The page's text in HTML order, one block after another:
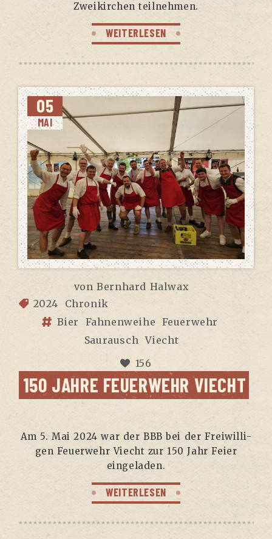
Zwei­kir­chen teilnehmen.
WEITERLESEN
05
MAI
vonBernhard Halwax
2024
Chronik
Bier
Fahnenweihe Feuerwehr
Saurausch Viecht
156
150 JAH­RE FEU­ER­WEHR VIECHT
Am 5. Mai 2024 war der BBB bei der Frei­wil­li­
gen Feu­er­wehr Viecht zur 150 Jahr Fei­er
eingeladen.
WEITERLESEN